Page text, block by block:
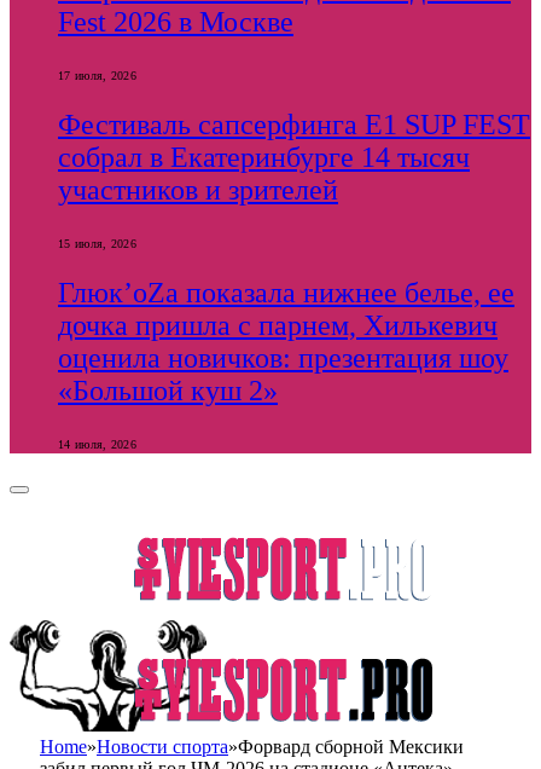
Fest 2026 в Москве
17 июля, 2026
Фестиваль сапсерфинга E1 SUP FEST
собрал в Екатеринбурге 14 тысяч
участников и зрителей
15 июля, 2026
Глюк’оZа показала нижнее белье, ее
дочка пришла с парнем, Хилькевич
оценила новичков: презентация шоу
«Большой куш 2»
14 июля, 2026
Home»Новости спорта»Форвард сборной Мексики